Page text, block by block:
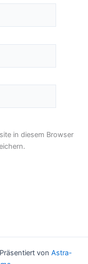
in diesem Browser
von Astra-